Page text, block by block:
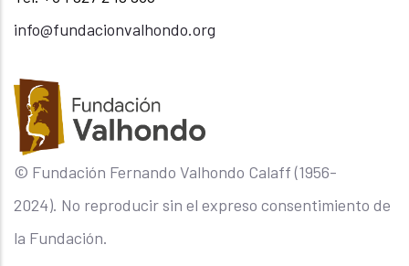
info@fundacionvalhondo.org
© Fundación Fernando Valhondo Calaff (1956-
2024). No reproducir sin el expreso consentimiento de
la Fundación.